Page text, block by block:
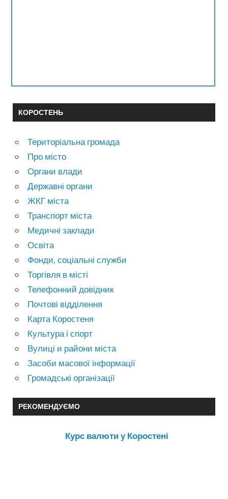
КОРОСТЕНЬ
Територіальна громада
Про місто
Органи влади
Державні органи
ЖКГ міста
Транспорт міста
Медичні заклади
Освіта
Фонди, соціальні служби
Торгівля в місті
Телефонний довідник
Почтові відділення
Карта Коростеня
Культура і спорт
Вулиці и райони міста
Засоби масової інформації
Громадські організації
РЕКОМЕНДУЄМО
Курс валюти у Коростені